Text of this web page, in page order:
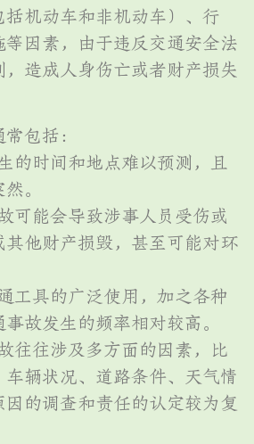
括机动车和非机动车）、行
等因素，由于违反交通安全法
造成人身伤亡或者财产损失
包括：
的时间和地点难以预测，且
。
可能会导致涉事人员受伤或
其他财产损毁，甚至可能对环
工具的广泛使用，加之各种
故发生的频率相对较高。
往往涉及多方面的因素，比
辆状况、道路条件、天气情
的调查和责任的认定较为复